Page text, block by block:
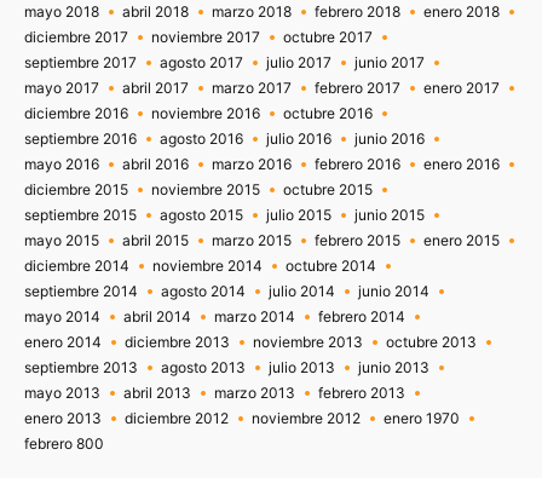
mayo 2018
abril 2018 marzo 2018 febrero 2018
enero 2018
diciembre 2017
noviembre 2017
octubre 2017
septiembre 2017
agosto 2017 julio 2017
junio 2017
mayo 2017
abril 2017 marzo 2017 febrero 2017
enero 2017
diciembre 2016
noviembre 2016
octubre 2016
septiembre 2016
agosto 2016 julio 2016
junio 2016
mayo 2016
abril 2016 marzo 2016 febrero 2016
enero 2016
diciembre 2015
noviembre 2015
octubre 2015
septiembre 2015
agosto 2015 julio 2015
junio 2015
mayo 2015
abril 2015 marzo 2015 febrero 2015
enero 2015
diciembre 2014
noviembre 2014
octubre 2014
septiembre 2014
agosto 2014 julio 2014
junio 2014
mayo 2014
abril 2014 marzo 2014
febrero 2014
enero 2014
diciembre 2013 noviembre 2013
octubre 2013
septiembre 2013
agosto 2013 julio 2013
junio 2013
mayo 2013
abril 2013 marzo 2013
febrero 2013
enero 2013
diciembre 2012 noviembre 2012
enero 1970
febrero 800